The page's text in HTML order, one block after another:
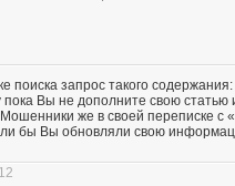
поиска запрос такого
Вы не дополните свою
же в своей переписке с
бы Вы обновляли свою